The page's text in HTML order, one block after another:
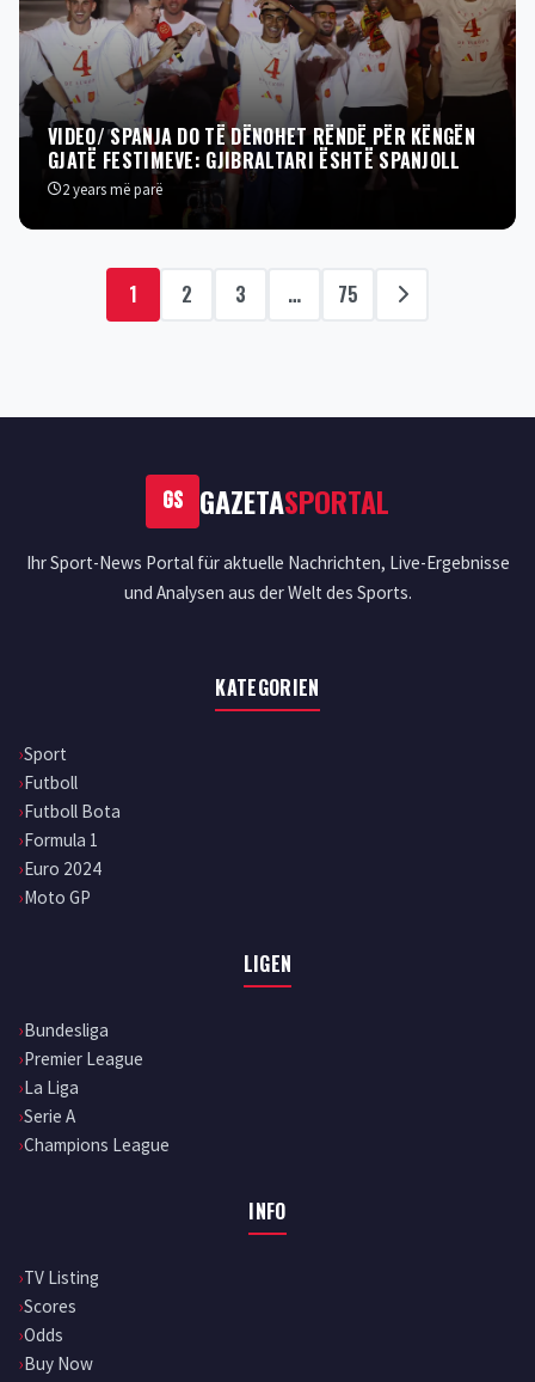
VIDEO/ SPANJA DO TË DËNOHET RËNDË PËR KËNGËN
GJATË FESTIMEVE: GJIBRALTARI ËSHTË SPANJOLL
2 years më parë
1 2 3 … 75
GS GAZETASPORTAL
Ihr Sport-News Portal für aktuelle Nachrichten, Live-Ergebnisse
und Analysen aus der Welt des Sports.
KATEGORIEN
Sport
Futboll
Futboll Bota
Formula 1
Euro 2024
Moto GP
LIGEN
Bundesliga
Premier League
La Liga
Serie A
Champions League
INFO
TV Listing
Scores
Odds
Buy Now